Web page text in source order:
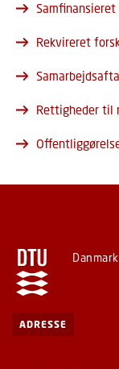
Rekvireret
Rettigheder til
ADRESSE